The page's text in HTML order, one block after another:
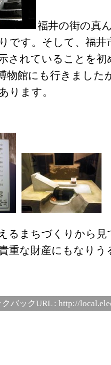
福井の街の真
です。そして、福井
されていることを
物館にも行きました
ります。
るまちづくりから見
重な財産にもなりう
クバックURL : http://